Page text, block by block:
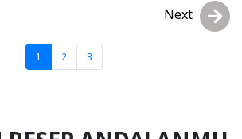
1 2 3
Next